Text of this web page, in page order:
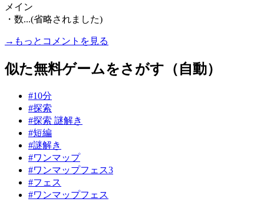
メイン
・数...(省略されました)
→もっとコメントを見る
似た無料ゲームをさがす（自動）
#10分
#探索
#探索 謎解き
#短編
#謎解き
#ワンマップ
#ワンマップフェス3
#フェス
#ワンマップフェス